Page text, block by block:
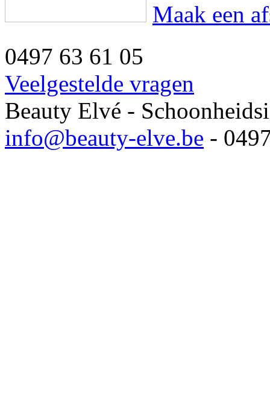
Maak een
0497 63 61 05
Veelgestelde vragen
Beauty Elvé -
info@beauty-elve.be -